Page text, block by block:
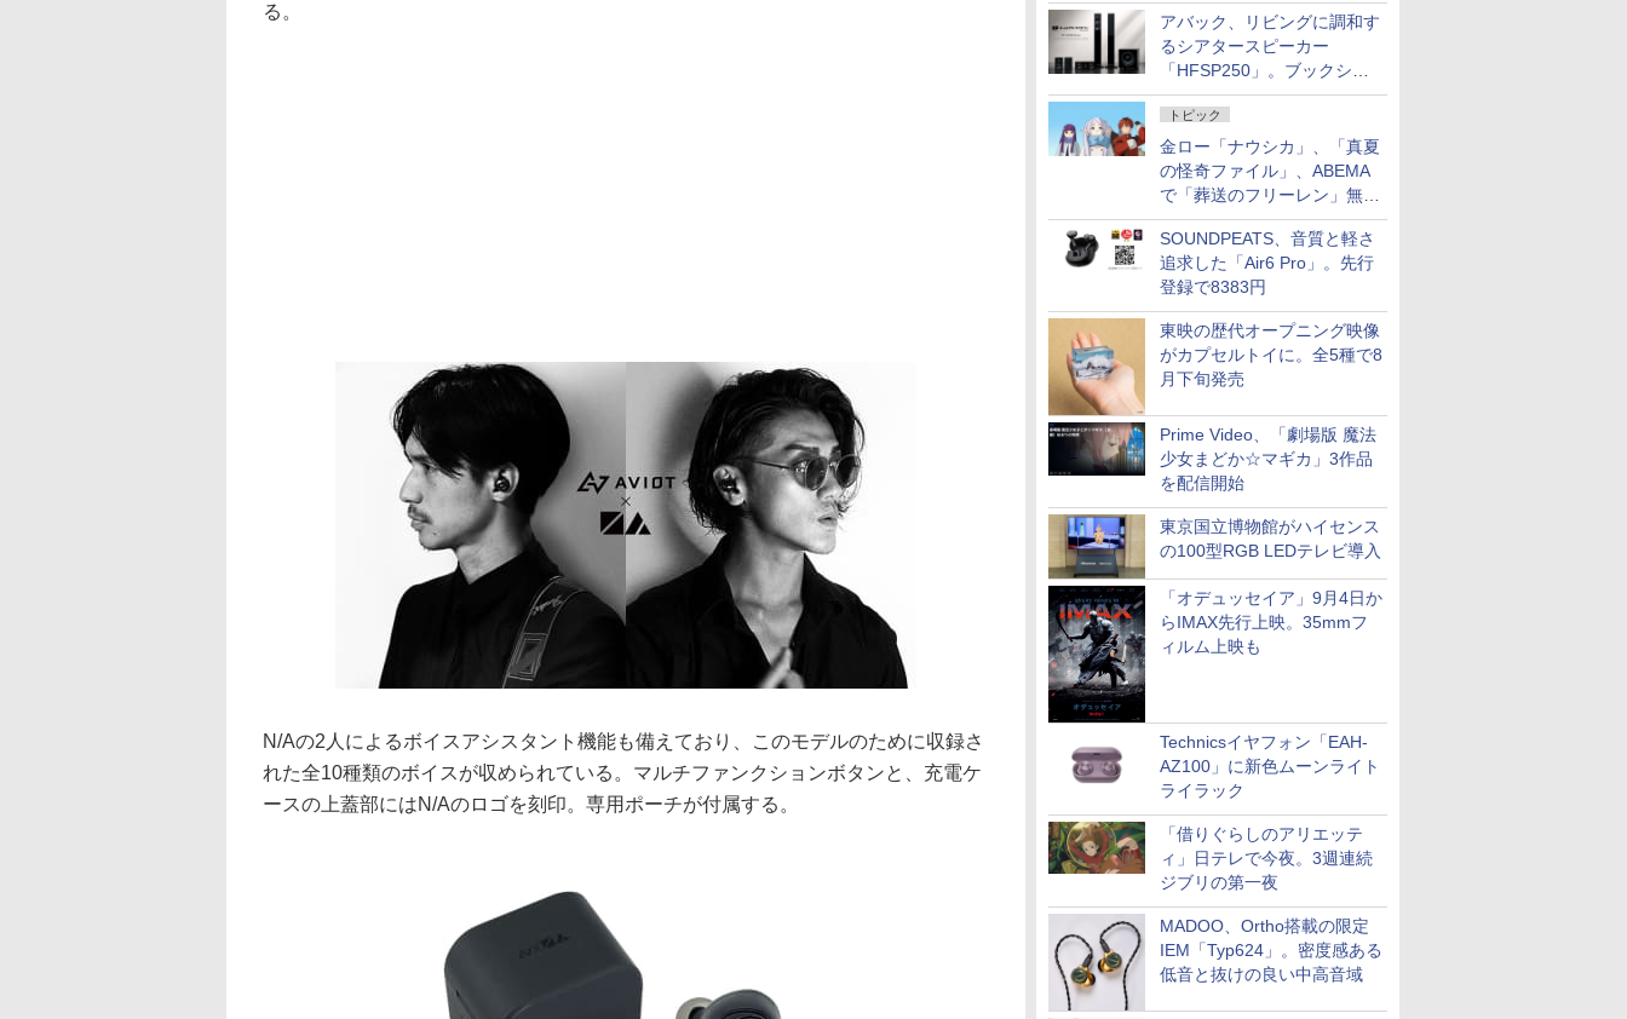
アバック、リビングに調和す
るシアタースピーカー
「HFSP250」。ブックシェ
ルフはペア3万円以下
トピック
金ロー「ナウシカ」、「真夏
の怪奇ファイル」、ABEMA
で「葬送のフリーレン」無料
配信など。夏の特番・配信情
報
SOUNDPEATS、音質と軽さ
追求した「Air6 Pro」。先行
登録で8383円
東映の歴代オープニング映像
がカプセルトイに。全5種で8
月下旬発売
Prime Video、「劇場版 魔法
少女まどか☆マギカ」3作品
を配信開始
東京国立博物館がハイセンス
の100型RGB LEDテレビ導入
「オデュッセイア」9月4日か
らIMAX先行上映。35mmフ
ィルム上映も
Technicsイヤフォン「EAH-
AZ100」に新色ムーンライト
ライラック
「借りぐらしのアリエッテ
ィ」日テレで今夜。3週連続
ジブリの第一夜
MADOO、Ortho搭載の限定
IEM「Typ624」。密度感ある
低音と抜けの良い中高音域
る。
N/Aの2人によるボイスアシスタント機能も備えており、このモデルのために収録さ
れた全10種類のボイスが収められている。マルチファンクションボタンと、充電ケ
ースの上蓋部にはN/Aのロゴを刻印。専用ポーチが付属する。